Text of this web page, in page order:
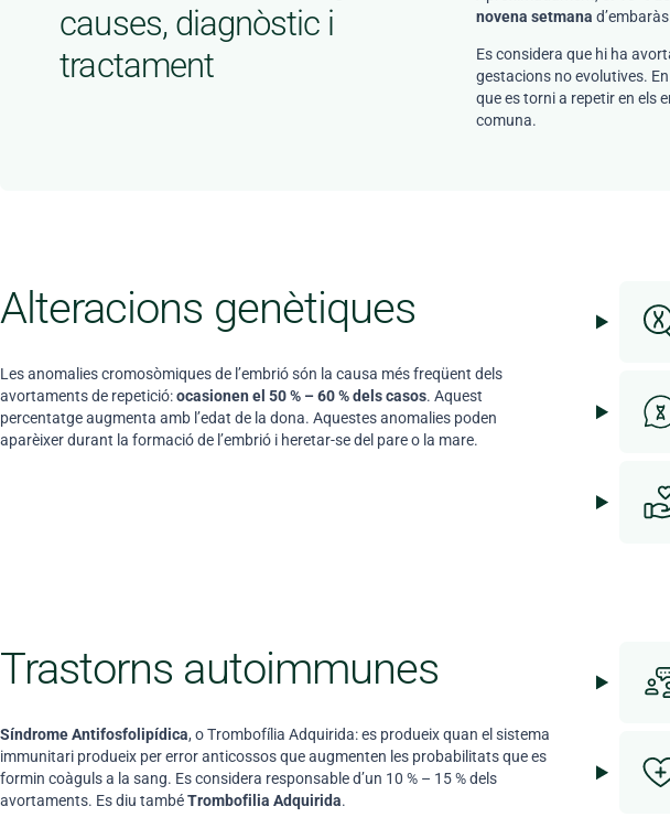
causes, diagnòstic i
tractament
novena setmana
Es considera que hi ha
gestacions no evolutives.
que es torni a repetir en els
comuna.
Alteracions genètiques
Les anomalies cromosòmiques de l’embrió són la causa més freqüent dels
avortaments de repetició:ocasionen el 50 % – 60 % dels casos. Aquest
percentatge augmenta amb l’edat de la dona. Aquestes anomalies poden
aparèixer durant la formació de l’embrió i heretar-se del pare o la mare.
Trastorns autoimmunes
Síndrome Antifosfolipídica, o Trombofília Adquirida: es produeix quan el sistema
immunitari produeix per error anticossos que augmenten les probabilitats que es
formin coàguls a la sang. Es considera responsable d’un 10 % – 15 % dels
avortaments. Es diu tambéTrombofilia Adquirida.